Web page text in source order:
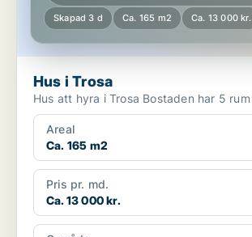
Skapad 3 d Ca. 165 m2 Ca. 13 000 kr.
Hus i Trosa
Hus att hyra i Trosa Bostaden har 5 rum
Areal
Ca. 165 m2
Pris pr. md.
Ca. 13 000 kr.